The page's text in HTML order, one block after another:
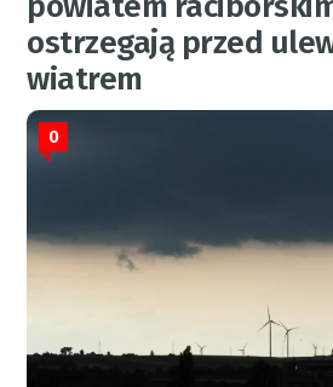
ostrzegają przed
wiatrem
0